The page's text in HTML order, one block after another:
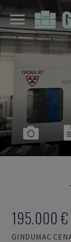
195.000 €
GINDUMAC